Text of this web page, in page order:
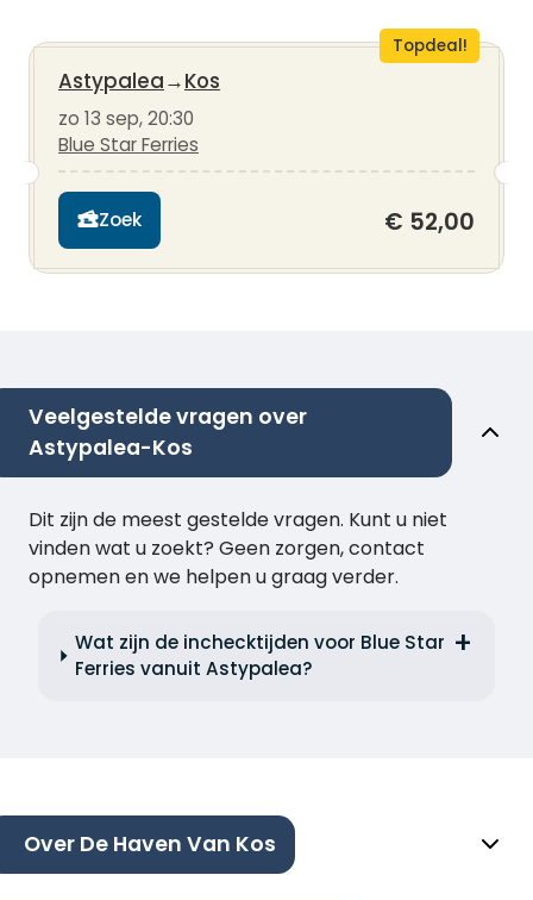
Topdeal!
Astypalea→Kos
zo 13 sep, 20:30
Blue Star Ferries
Zoek € 52,00
Veelgestelde vragen over
Astypalea-Kos
Dit zijn de meest gestelde vragen. Kunt u niet
vinden wat u zoekt? Geen zorgen, contact
opnemen en we helpen u graag verder.
Wat zijn de inchecktijden voor Blue Star
Ferries vanuit Astypalea?
Over De Haven Van Kos